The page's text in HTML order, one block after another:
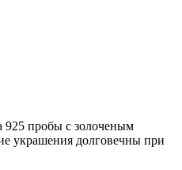
925 пробы с золоченым
украшения долговечны при